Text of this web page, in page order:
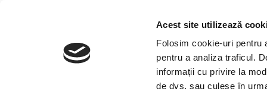
Acest site utilizează
Folosim cookie-uri pentru
pentru a analiza traficul.
informații cu privire la
de dvs. sau culese în
Cărți după tipologie